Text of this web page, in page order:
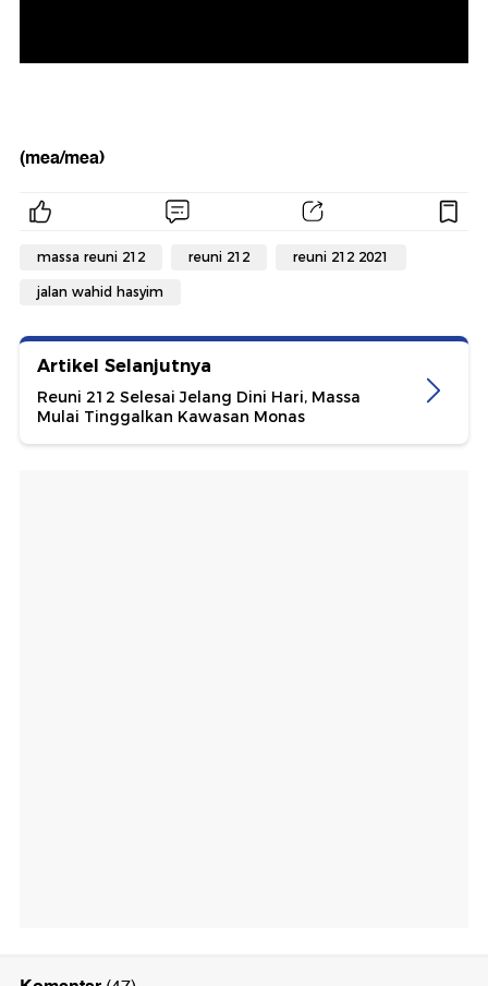
(mea/mea)
massa reuni 212 reuni 212 reuni 212 2021
jalan wahid hasyim
Artikel Selanjutnya
Reuni 212 Selesai Jelang Dini Hari, Massa
Mulai Tinggalkan Kawasan Monas